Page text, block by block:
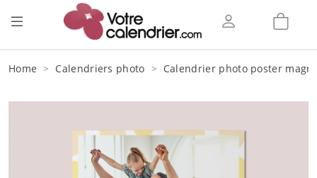
Home Calendriers photo Calendrier photo poster